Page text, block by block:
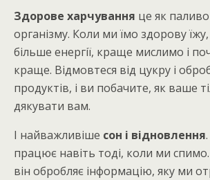
Здорове харчування це як
організму. Коли ми їмо здорову
більше енергії, краще мислимо і
краще. Відмовтеся від цукру і
продуктів, і ви побачите, як ваше
дякувати вам.
І найважливіше сон і відновлення
працює навіть тоді, коли ми
він обробляє інформацію, яку ми